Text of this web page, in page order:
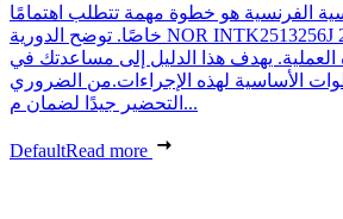
الفرنسية هو خطوة مهمة تتطلب اهتمامًا
خاصًا. توضح الدورية NOR INTK2513256J بتاريخ 2 مايو 2025
العملية. يهدف هذا الدليل إلى مساعدتك في
الأساسية لهذه الإجراءات.من الضروري
التحضير جيدًا لضمان م...
DefaultRead more